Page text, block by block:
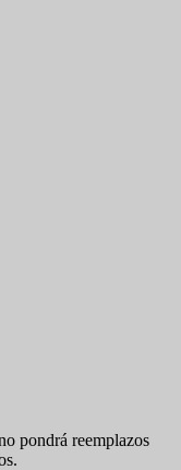
pondrá reemplazos